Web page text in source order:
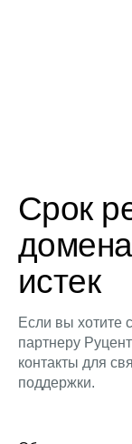
Срок
истек
Если вы хотите
партнеру
контакты для
поддержки.